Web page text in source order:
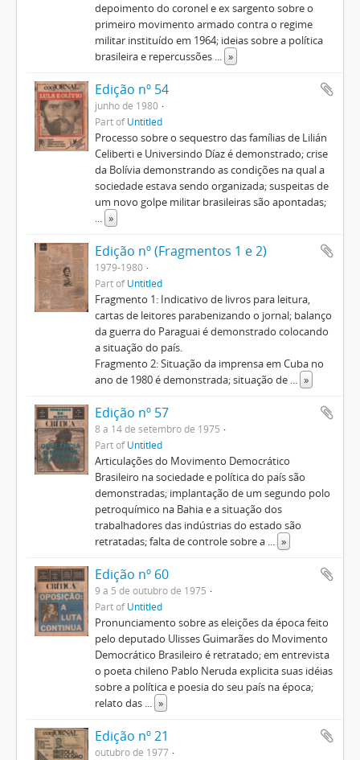
depoimento do coronel e ex sargento sobre o
primeiro movimento armado contra o regime
militar instituído em 1964; ideias sobre a política
brasileira e repercussões
»
Edição nº 54
junho de 1980
Part ofUntitled
Processo sobre o sequestro das famílias de Lilián
Celiberti e Universindo Díaz é demonstrado; crise
da Bolívia demonstrando as condições na qual a
sociedade estava sendo organizada; suspeitas de
um novo golpe militar brasileiras são apontadas;
»
Edição nº (Fragmentos 1 e 2)
1979-1980
Part ofUntitled
Fragmento 1: Indicativo de livros para leitura,
cartas de leitores parabenizando o jornal; balanço
da guerra do Paraguai é demonstrado colocando
a situação do país.
Fragmento 2: Situação da imprensa em Cuba no
ano de 1980 é demonstrada; situação de
»
Edição nº 57
8 a 14 de setembro de 1975
Part ofUntitled
Articulações do Movimento Democrático
Brasileiro na sociedade e política do país são
demonstradas; implantação de um segundo polo
petroquímico na Bahia e a situação dos
trabalhadores das indústrias do estado são
retratadas; falta de controle sobre a
»
Edição nº 60
9 a 5 de outubro de 1975
Part ofUntitled
Pronunciamento sobre as eleições da época feito
pelo deputado Ulisses Guimarães do Movimento
Democrático Brasileiro é retratado; em entrevista
o poeta chileno Pablo Neruda explicita suas idéias
sobre a política e poesia do seu país na época;
relato das
»
Edição nº 21
outubro de 1977